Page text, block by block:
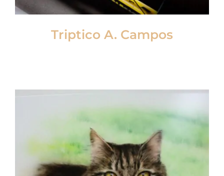
Triptico A. Campos